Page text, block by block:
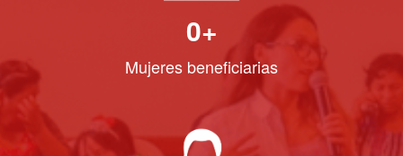
0+
Mujeres beneficiarias